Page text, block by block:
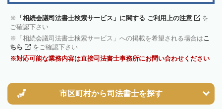
「相続会議司法書士検索サービス」に関する ご利用上の注意
を
ご確認下さい
「相続会議司法書士検索サービス」への掲載を希望される場合はこ
ちら
をご確認下さい
対応可能な業務内容は直接司法書士事務所にお問い合わせください
市区町村から司法書士を探す